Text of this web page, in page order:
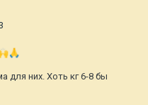
🙏
для них. Хоть кг 6-8 бы